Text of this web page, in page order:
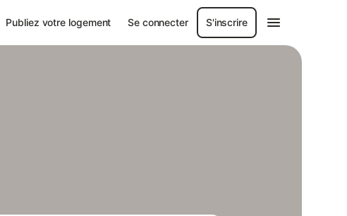
Publiez votre logement Se connecter S'inscrire